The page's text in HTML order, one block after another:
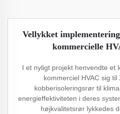
Vellykket
kommercielle
I et nyligt projekt henvendte et
kommerciel HVAC sig
kobberisoleringsrør til
energieffektiviteten i deres
højkvalitetsrør lykkedes